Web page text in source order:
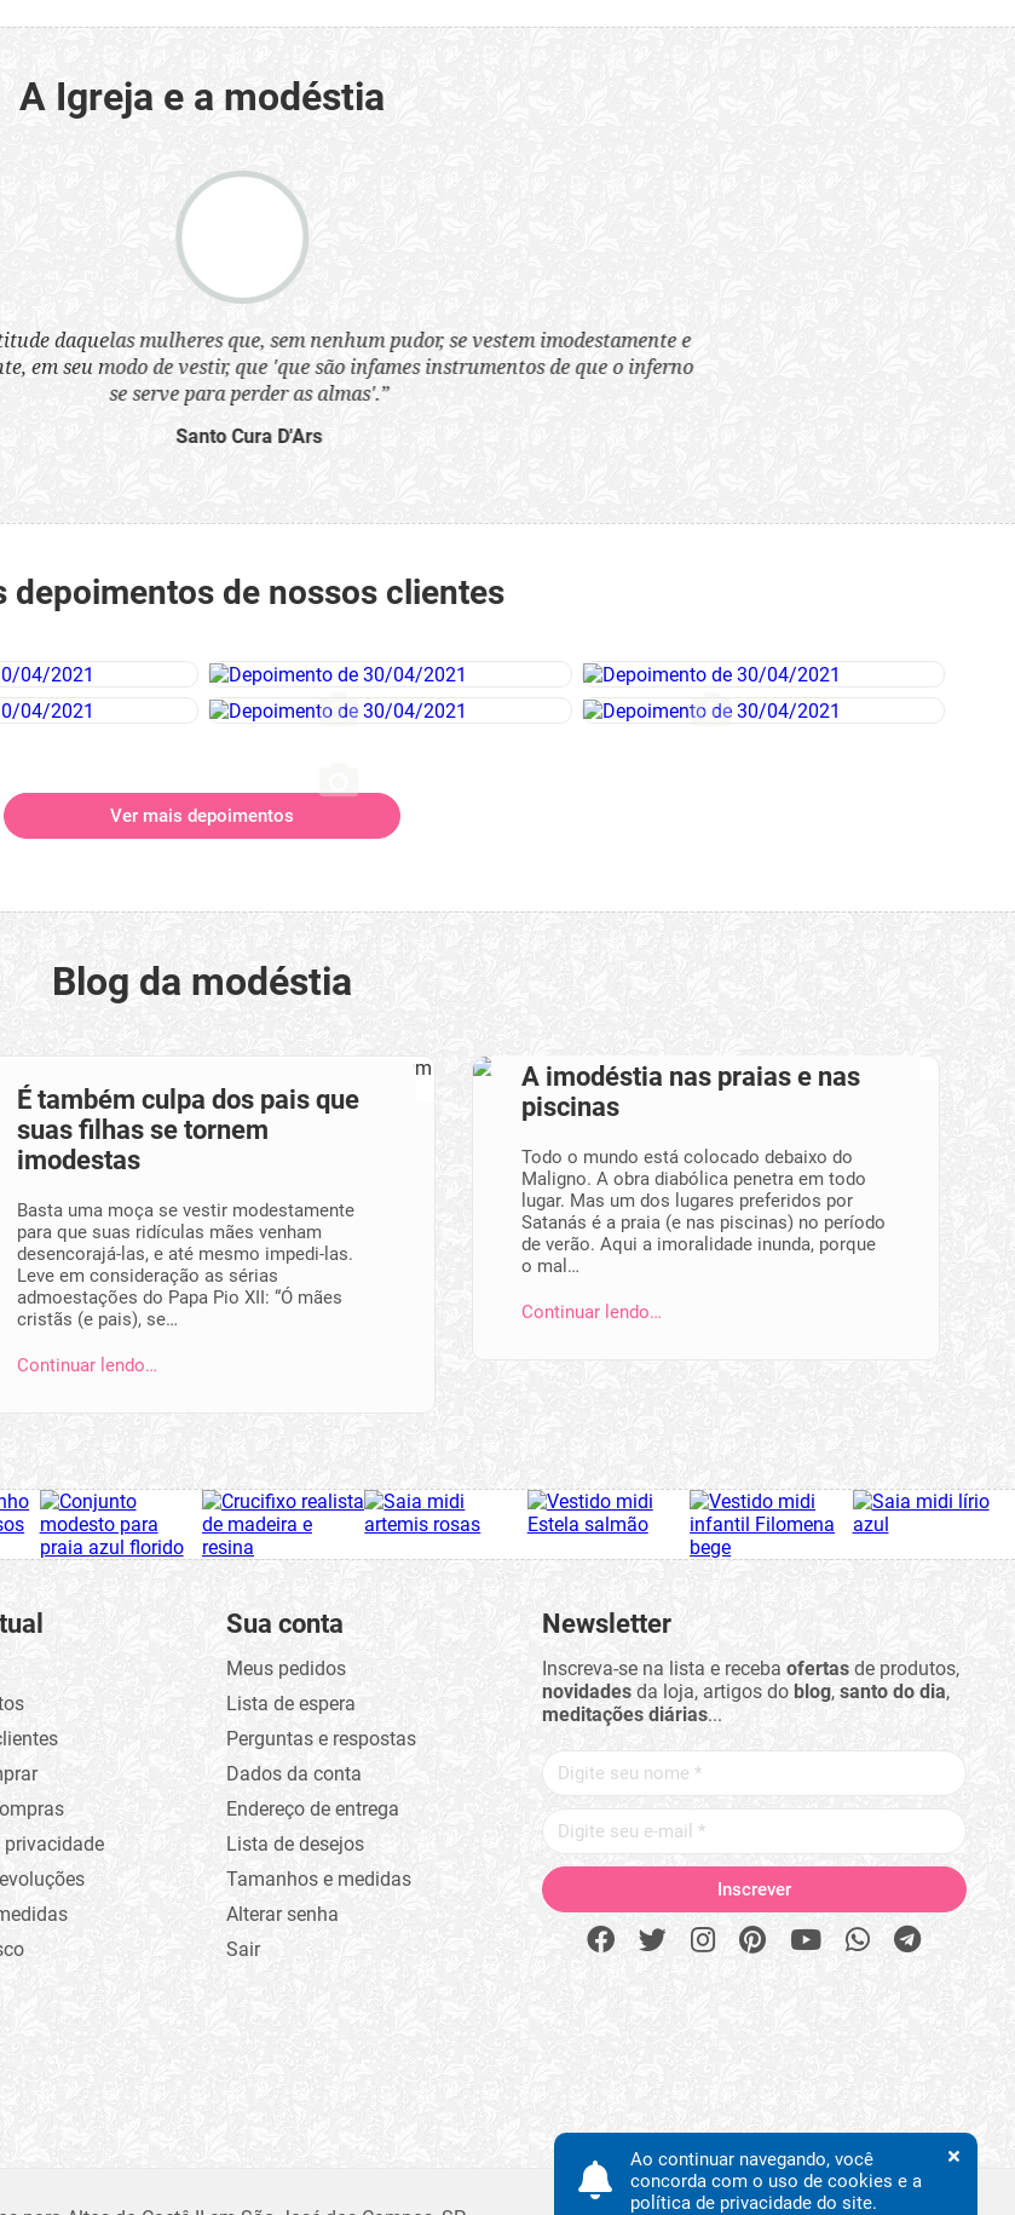
A Igreja e a modéstia
daquelas mulheres que, sem nenhum pudor, se vestem imodestamente e
seu modo de vestir, que 'que são infames instrumentos de que o inferno
se serve para perder as almas'.”
Santo Cura D'Ars
depoimentos de nossos clientes
Ver mais depoimentos
Blog da modéstia
É também culpa dos pais que
suas filhas se tornem
imodestas
Basta uma moça se vestir modestamente
para que suas ridículas mães venham
desencorajá-las, e até mesmo impedi-las.
Leve em consideração as sérias
admoestações do Papa Pio XII: “Ó mães
cristãs (e pais), se…
Continuar lendo…
A imodéstia nas praias e nas
piscinas
Todo o mundo está colocado debaixo do
Maligno. A obra diabólica penetra em todo
lugar. Mas um dos lugares preferidos por
Satanás é a praia (e nas piscinas) no período
de verão. Aqui a imoralidade inunda, porque
o mal…
Continuar lendo…
Sua conta
Meus pedidos
Lista de espera
Perguntas e respostas
Dados da conta
Endereço de entrega
Lista de desejos
Tamanhos e medidas
Alterar senha
Sair
Newsletter
Inscreva-se na lista e receba ofertasde produtos,
novidadesda loja, artigos do blog, santo do dia,
meditações diárias...
Ao continuar navegando, você
concorda com o uso de cookies e a
política de privacidade do site.